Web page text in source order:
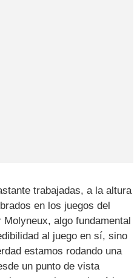
trabajadas, a la altura
en los juegos del
algo fundamental
al juego en sí, sino
estamos rodando una
un punto de vista